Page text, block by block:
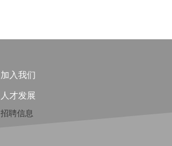
加入我们
人才发展
招聘信息